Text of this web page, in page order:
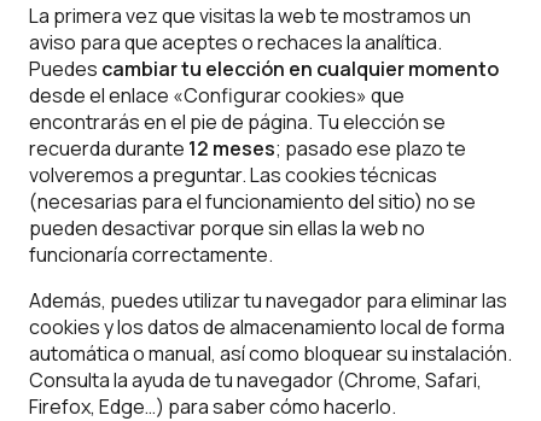
La primera vez que visitas la web te mostramos un
aviso para que aceptes o rechaces la analítica.
Puedes cambiar tu elección en cualquier momento
desde el enlace «Configurar cookies» que
encontrarás en el pie de página. Tu elección se
recuerda durante 12 meses; pasado ese plazo te
volveremos a preguntar. Las cookies técnicas
(necesarias para el funcionamiento del sitio) no se
pueden desactivar porque sin ellas la web no
funcionaría correctamente.
Además, puedes utilizar tu navegador para eliminar las
cookies y los datos de almacenamiento local de forma
automática o manual, así como bloquear su instalación.
Consulta la ayuda de tu navegador (Chrome, Safari,
Firefox, Edge…) para saber cómo hacerlo.